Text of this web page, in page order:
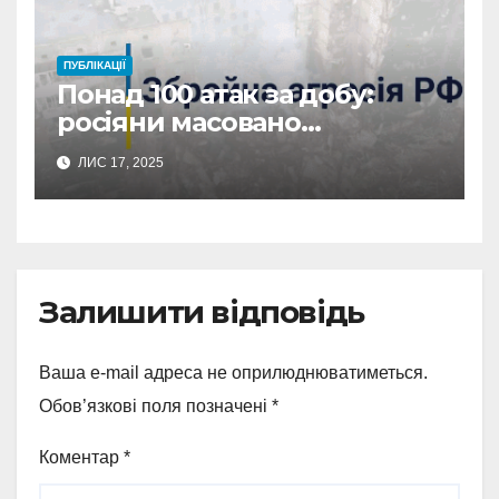
ПУБЛІКАЦІЇ
Понад 100 атак за добу:
росіяни масовано
обстріляли Сумщину
ЛИС 17, 2025
Залишити відповідь
Ваша e-mail адреса не оприлюднюватиметься.
Обов’язкові поля позначені *
Коментар *